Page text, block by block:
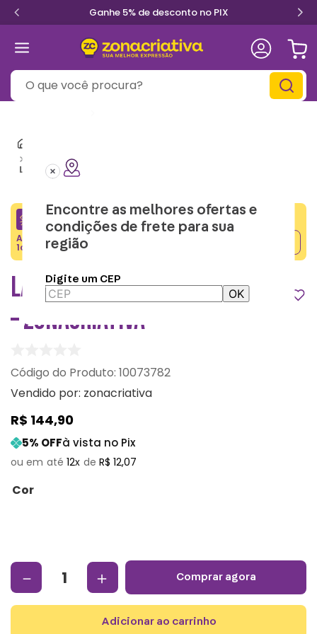
Ganhe 5% de desconto no PIX
O que você procura?
Encontre as melhores ofertas e
condições de frete para sua
região
Digite um CEP
OK
Lancheira Térmica
Lancheira Térmica Vita Noir – Zonacriativa
CRIATIVA5
Adicione o cupom no carrinho e ganhe desconto na
1a compra.
LANCHEIRA TÉRMICA VITA NOIR
– ZONACRIATIVA
: 10073782
Vendido por: zonacriativa
R$ 144,90
5% OFFà vista no Pix
12 R$ 12,07
Cor
＋
－ comprar agora
adicionar ao carrinho